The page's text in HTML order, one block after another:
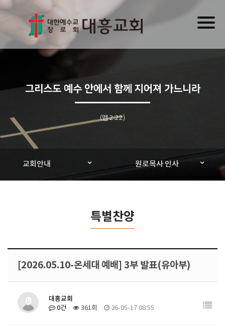
그리스도 예수 안에서 함께 지어져 가느니라
(엡 2:22)
교회안내 원로목사 인사
특별찬양
[2026.05.10-온세대 예배] 3부 발표(유아부)
대흥교회
0건 361회 26-05-17 08:55